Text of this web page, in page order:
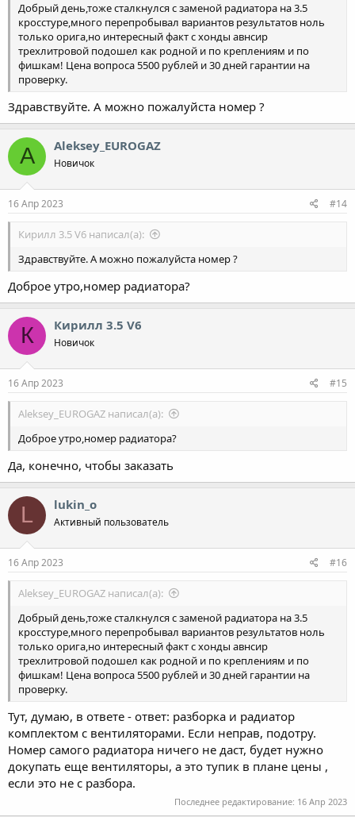
Добрый день,тоже сталкнулся с заменой радиатора на 3.5
кросстуре,много перепробывал вариантов результатов ноль
только орига,но интересный факт с хонды авнсир
трехлитровой подошел как родной и по креплениям и по
фишкам! Цена вопроса 5500 рублей и 30 дней гарантии на
проверку.
Здравствуйте. А можно пожалуйста номер ?
A Aleksey_EUROGAZ
Новичок
16 Апр 2023 #14
Кирилл 3.5 V6 написал(а):
Здравствуйте. А можно пожалуйста номер ?
Доброе утро,номер радиатора?
К Кирилл 3.5 V6
Новичок
16 Апр 2023 #15
Aleksey_EUROGAZ написал(а):
Доброе утро,номер радиатора?
Да, конечно, чтобы заказать
L lukin_o
Активный пользователь
16 Апр 2023 #16
Aleksey_EUROGAZ написал(а):
Добрый день,тоже сталкнулся с заменой радиатора на 3.5
кросстуре,много перепробывал вариантов результатов ноль
только орига,но интересный факт с хонды авнсир
трехлитровой подошел как родной и по креплениям и по
фишкам! Цена вопроса 5500 рублей и 30 дней гарантии на
проверку.
Тут, думаю, в ответе - ответ: разборка и радиатор
комплектом с вентиляторами. Если неправ, подотру.
Номер самого радиатора ничего не даст, будет нужно
докупать еще вентиляторы, а это тупик в плане цены ,
если это не с разбора.
Последнее редактирование: 16 Апр 2023